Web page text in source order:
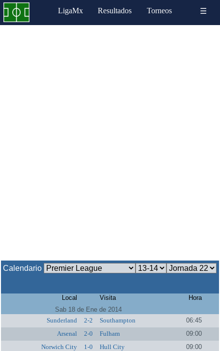
LigaMx Resultados Torneos ☰
Calendario
Local Visita
Hora
Sab 18 de Ene de 2014
Sunderland
2-2 Southampton
06:45
Arsenal
2-0 Fulham
09:00
Norwich City
1-0 Hull City
09:00